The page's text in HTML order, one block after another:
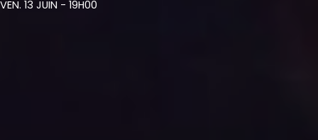
VEN. 13 JUIN - 19H00